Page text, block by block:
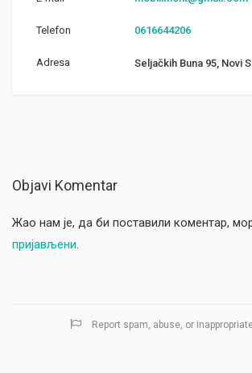
Telefon 0616644206
Adresa Seljačkih Buna 95, Novi
Objavi Komentar
Жао нам је, да би поставили коментар,
пријављени.
Report spam, abuse, or